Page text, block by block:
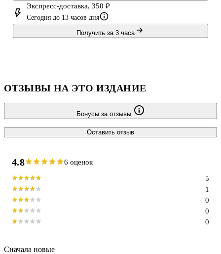
Экспресс-доставка, 350 ₽
Сегодня до 13 часов дня
Получить за 3 часа
ОТЗЫВЫ НА ЭТО ИЗДАНИЕ
Бонусы за отзывы
Оставить отзыв
4.8 6 оценок
0
0
0
1
5
Сначала новые